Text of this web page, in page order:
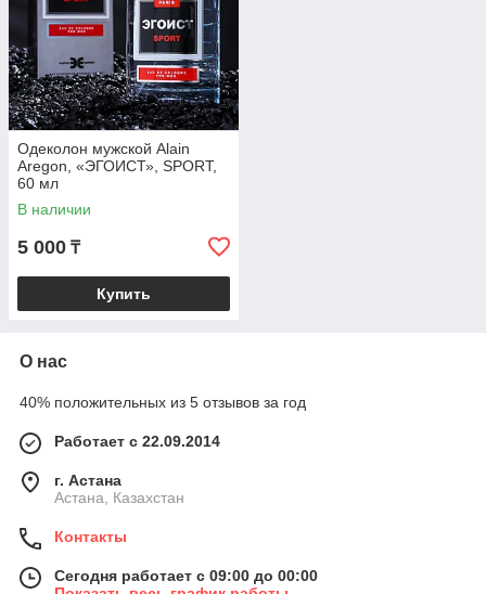
Одеколон мужской Alain
Aregon, «ЭГОИСТ», SPORT,
60 мл
В наличии
5 000 ₸
Купить
О нас
40% положительных из 5 отзывов за год
Работает с 22.09.2014
г. Астана
Астана, Казахстан
Контакты
Сегодня работает с 09:00 до 00:00